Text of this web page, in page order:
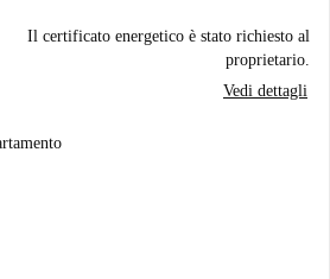
Il certificato energetico è stato richiesto al
proprietario.
Vedi dettagli